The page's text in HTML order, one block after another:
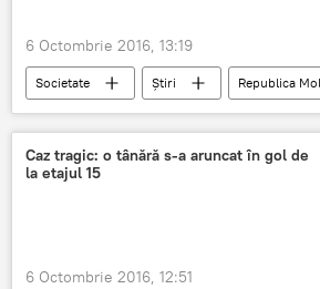
6 Octombrie 2016, 13:19
Societate Știri
Republica
buget
Moldova
sindicate
venit
salariu salariaţi
Caz tragic: o tânără s-a aruncat în gol de
la etajul 15
6 Octombrie 2016, 12:51